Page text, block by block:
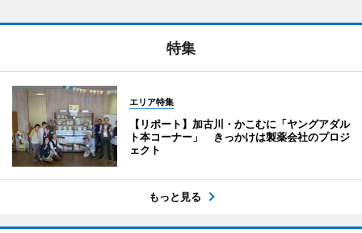
特集
エリア特集
【リポート】加古川・かこむに「ヤングアダル
ト本コーナー」 きっかけは製薬会社のプロジ
ェクト
もっと見る